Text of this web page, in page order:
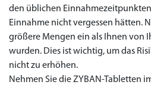
den üblichen
Einnahme nicht vergessen hätten.
größere Mengen ein als Ihnen von
wurden. Dies ist wichtig, um das
nicht zu erhöhen.
Nehmen Sie die ZYBAN-Tabletten